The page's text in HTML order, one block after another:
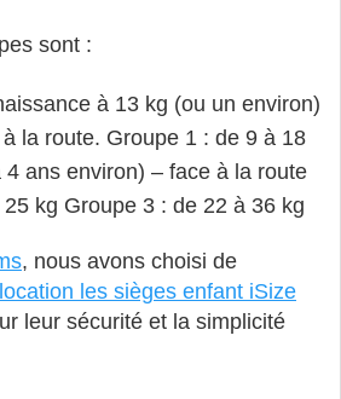
sont :
à 13 kg (ou un environ)
la route. Groupe 1 : de 9 à 18
ans environ) – face à la route
kg Groupe 3 : de 22 à 36 kg
, nous avons choisi de
les sièges enfant iSize
leur sécurité et la simplicité